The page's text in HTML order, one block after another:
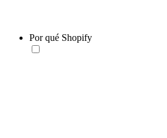
Por qué Shopify